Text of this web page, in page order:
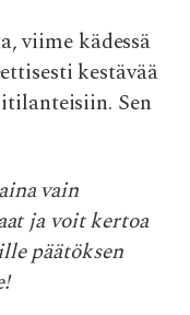
viime kädessä
kestävää
Sen
vain
ja voit kertoa
päätöksen